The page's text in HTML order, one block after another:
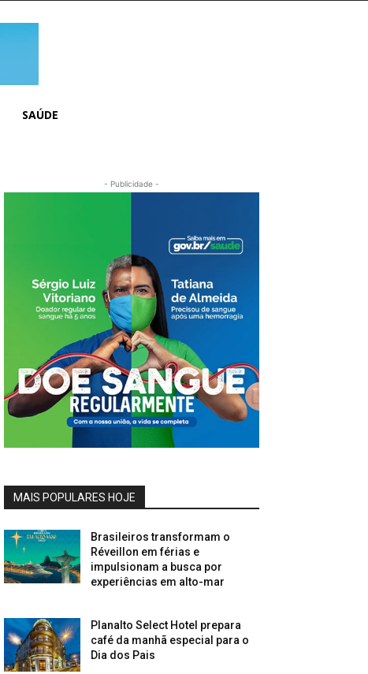
SAÚDE
- Publicidade -
MAIS POPULARES HOJE
Brasileiros transformam o
Réveillon em férias e
impulsionam a busca por
experiências em alto-mar
Planalto Select Hotel prepara
café da manhã especial para o
Dia dos Pais